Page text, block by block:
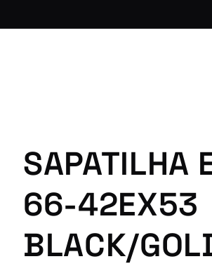
SAPATILHA
66-42EX53
BLACK/